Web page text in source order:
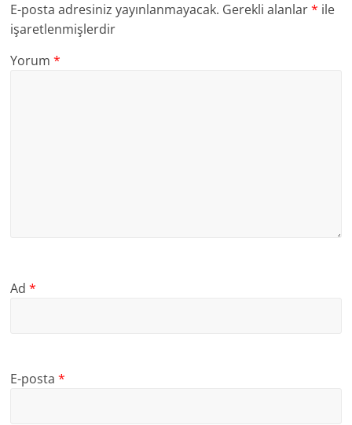
E-posta adresiniz yayınlanmayacak. Gerekli alanlar* ile
işaretlenmişlerdir
Yorum*
Ad*
E-posta*